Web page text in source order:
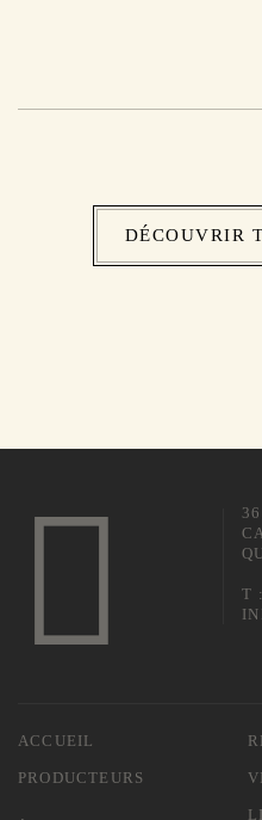
DÉCOUVRIR
T
ACCUEIL
PRODUCTEURS